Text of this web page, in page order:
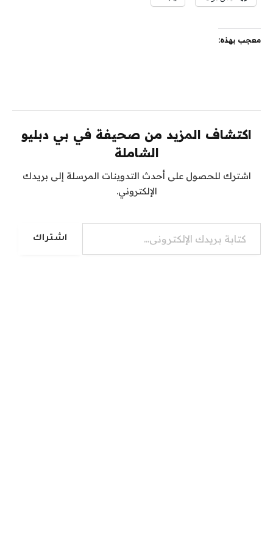
معجب بهذه:
اكتشاف المزيد من صحيفة في بي دبليو
الشاملة
اشترك للحصول على أحدث التدوينات المرسلة إلى بريدك
الإلكتروني.
كتابة بريدك الإلكتروني...
اشتراك